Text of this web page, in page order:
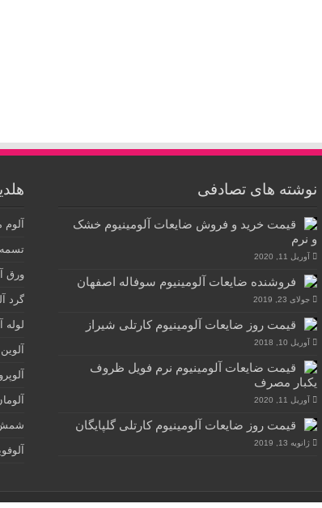
نوشته های تصادفی
قیمت خرید و فروش ضایعات آلومینیوم خشک
و نرم
آوریل 11, 2020
فروشنده ضایعات آلومینیوم سوفاله اصفهان
جولای 23, 2019
قیمت روز ضایعات آلومینیوم کارتلی شیراز
آوریل 10, 2018
قیمت ضایعات آلومینیوم نرم فویل ظروف
یکبار مصرف
آوریل 11, 2020
قیمت روز ضایعات آلومینیوم کارتلی گلپایگان
ژانویه 13, 2019
آلوم
تسمه
ورق
گرد
لوله
آلوین